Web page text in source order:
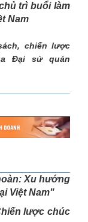
trì buổi làm
Nam
chiến lược
Đại sứ quán
Xu hướng
Việt Nam"
lược chúc